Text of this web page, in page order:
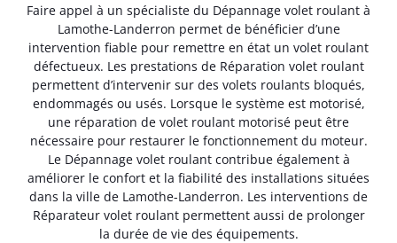
Faire appel à un spécialiste du Dépannage volet roulant à
Lamothe-Landerron permet de bénéficier d’une
intervention fiable pour remettre en état un volet roulant
défectueux. Les prestations de Réparation volet roulant
permettent d’intervenir sur des volets roulants bloqués,
endommagés ou usés. Lorsque le système est motorisé,
une réparation de volet roulant motorisé peut être
nécessaire pour restaurer le fonctionnement du moteur.
Le Dépannage volet roulant contribue également à
améliorer le confort et la fiabilité des installations situées
dans la ville de Lamothe-Landerron. Les interventions de
Réparateur volet roulant permettent aussi de prolonger
la durée de vie des équipements.